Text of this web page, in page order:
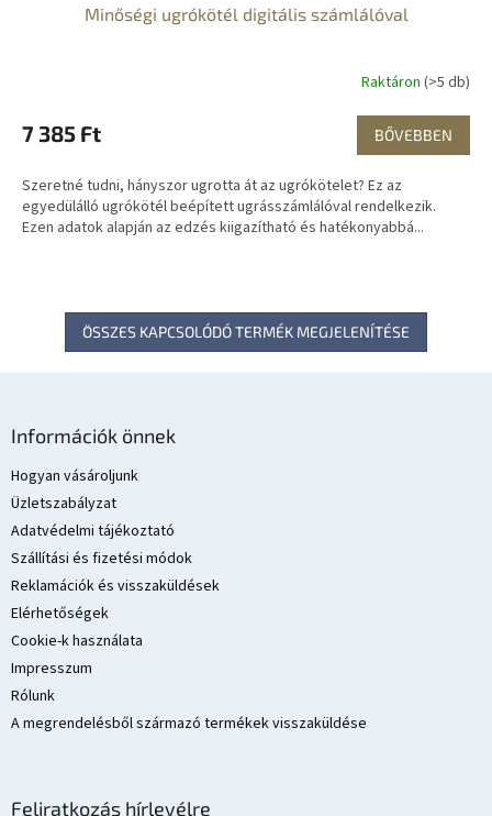
Minőségi ugrókötél digitális számlálóval
Raktáron (>5 db)
7 385 Ft BŐVEBBEN
Szeretné tudni, hányszor ugrotta át az ugrókötelet? Ez az
egyedülálló ugrókötél beépített ugrásszámlálóval rendelkezik.
Ezen adatok alapján az edzés kiigazítható és hatékonyabbá...
ÖSSZES KAPCSOLÓDÓ TERMÉK MEGJELENÍTÉSE
Információk önnek
Hogyan vásároljunk
Üzletszabályzat
Adatvédelmi tájékoztató
Szállítási és fizetési módok
Reklamációk és visszaküldések
Elérhetőségek
Cookie-k használata
Impresszum
Rólunk
A megrendelésből származó termékek visszaküldése
Feliratkozás hírlevélre